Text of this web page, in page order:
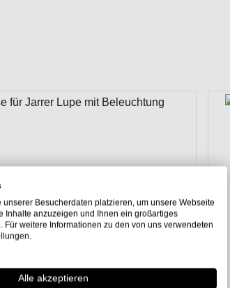
Besucherdaten platzieren, um unsere Webseite
Inhalte anzuzeigen und Ihnen ein großartiges
Für weitere Informationen zu den von uns verwendeten
Alle akzeptieren